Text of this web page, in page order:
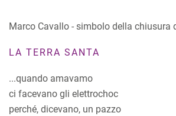
Marco Cavallo - simbolo della chiusura
LA TERRA SANTA
...quando amavamo
ci facevano gli elettrochoc
perché, dicevano, un pazzo